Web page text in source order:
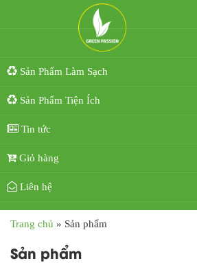
Sản Phẩm Làm Sạch
Sản Phẩm Tiện Ích
Tin tức
Giỏ hàng
Liên hệ
Trang chủ » Sản phẩm
Sản phẩm